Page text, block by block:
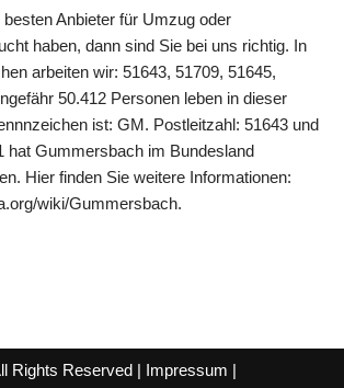
Anbieter für Umzug oder
haben, dann sind Sie bei uns richtig. In
arbeiten wir: 51643, 51709, 51645,
50.412 Personen leben in dieser
ist: GM. Postleitzahl: 51643 und
hat Gummersbach im Bundesland
Hier finden Sie weitere Informationen:
wiki/Gummersbach.
Rights Reserved | Impressum |